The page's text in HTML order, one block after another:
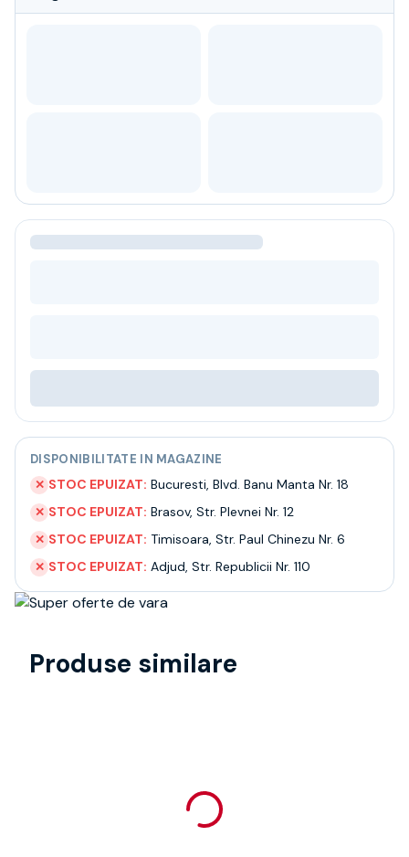
Vodka
Ceai
Bacanie
BLACK FRIDAY
Contact
Termeni si conditii
Politica de confidentialitate
Intrebari frecvente
DISPONIBILITATE IN MAGAZINE
✕ STOC EPUIZAT: Bucuresti, Blvd. Banu Manta Nr. 18
✕ STOC EPUIZAT: Brasov, Str. Plevnei Nr. 12
✕ STOC EPUIZAT: Timisoara, Str. Paul Chinezu Nr. 6
✕ STOC EPUIZAT: Adjud, Str. Republicii Nr. 110
Produse similare